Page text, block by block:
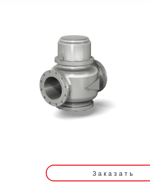
Заказать